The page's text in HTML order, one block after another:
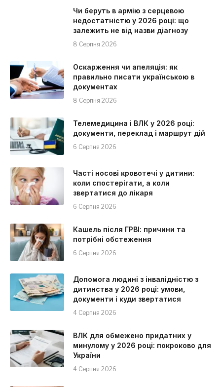
Чи беруть в армію з серцевою
недостатністю у 2026 році: що
залежить не від назви діагнозу
8 Серпня 2026
Оскарження чи апеляція: як
правильно писати українською в
документах
8 Серпня 2026
Телемедицина і ВЛК у 2026 році:
документи, переклад і маршрут дій
6 Серпня 2026
Часті носові кровотечі у дитини:
коли спостерігати, а коли
звертатися до лікаря
6 Серпня 2026
Кашель після ГРВІ: причини та
потрібні обстеження
6 Серпня 2026
Допомога людині з інвалідністю з
дитинства у 2026 році: умови,
документи і куди звертатися
4 Серпня 2026
ВЛК для обмежено придатних у
минулому у 2026 році: покроково для
України
4 Серпня 2026